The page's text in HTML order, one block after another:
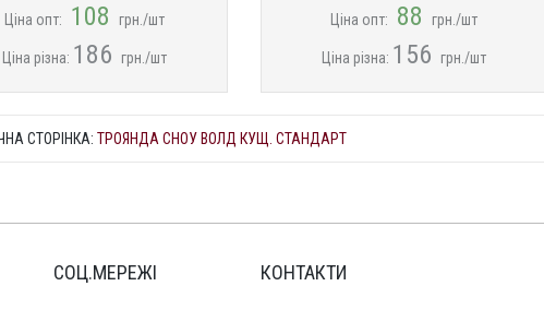
Ціна опт: 108 грн./шт
Ціна різна: 186 грн./шт
Ціна опт: 88 грн./шт
Ціна різна: 156 грн./шт
СТОРІНКА: ТРОЯНДА СНОУ ВОЛД КУЩ. СТАНДАРТ
СОЦ.МЕРЕЖІ КОНТАКТИ